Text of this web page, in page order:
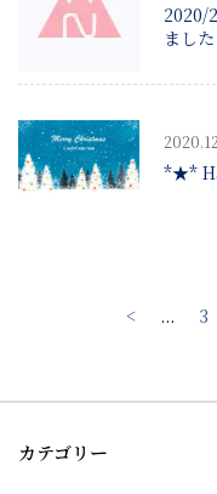
2020/
ました
*★*
< ... 3
カテゴリー